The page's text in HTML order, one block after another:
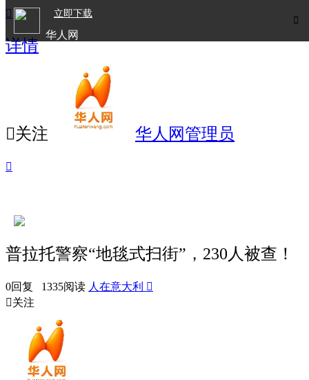

立即下载
华人网

详情
关注 华人网管理员

普拉托警察“地毯式扫街”，230人被查！
0回复 1335阅读 人在意大利 
关注